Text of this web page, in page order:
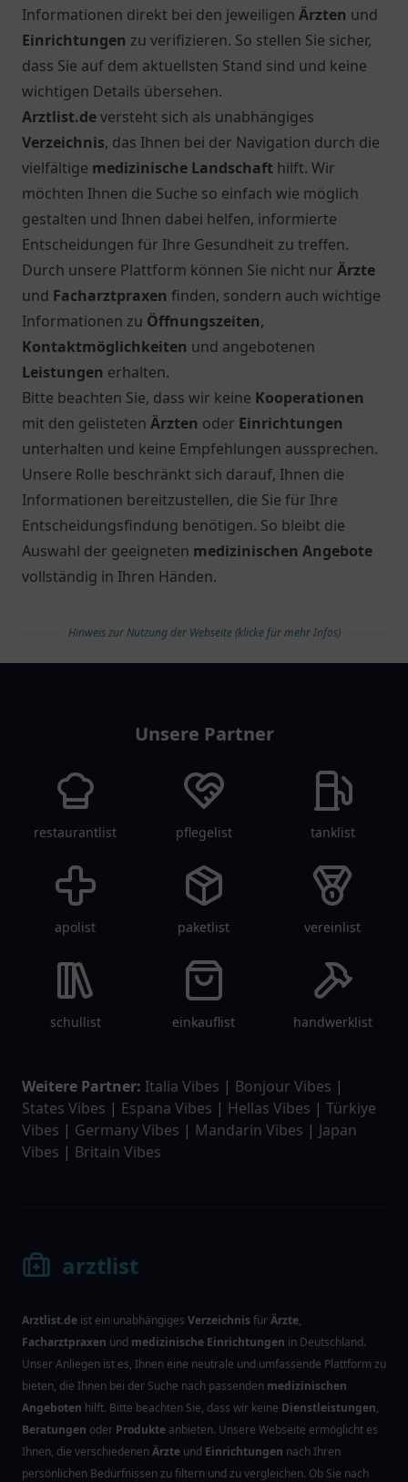
Informationen direkt bei den jeweiligen Ärzten und
Einrichtungen zu verifizieren. So stellen Sie sicher,
dass Sie auf dem aktuellsten Stand sind und keine
wichtigen Details übersehen.
Arztlist.deversteht sich als unabhängiges
Verzeichnis, das Ihnen bei der Navigation durch die
vielfältige medizinische Landschaft hilft. Wir
möchten Ihnen die Suche so einfach wie möglich
gestalten und Ihnen dabei helfen, informierte
Entscheidungen für Ihre Gesundheit zu treffen.
Durch unsere Plattform können Sie nicht nur Ärzte
und Facharztpraxen finden, sondern auch wichtige
Informationen zu Öffnungszeiten,
Kontaktmöglichkeiten und angebotenen
Leistungen erhalten.
Bitte beachten Sie, dass wir keine Kooperationen
mit den gelisteten Ärzten oder Einrichtungen
unterhalten und keine Empfehlungen aussprechen.
Unsere Rolle beschränkt sich darauf, Ihnen die
Informationen bereitzustellen, die Sie für Ihre
Entscheidungsfindung benötigen. So bleibt die
Auswahl der geeigneten medizinischen Angebote
vollständig in Ihren Händen.
Hinweis zur Nutzung der Webseite (klicke für mehr Infos)
Unsere Partner
restaurantlist pflegelist tanklist
apolist paketlist vereinlist
schullist einkauflist handwerklist
Weitere Partner: Italia Vibes | Bonjour Vibes |
States Vibes | Espana Vibes | Hellas Vibes | Türkiye
Vibes | Germany Vibes | Mandarin Vibes | Japan
Vibes | Britain Vibes
arztlist
Arztlist.de ist ein unabhängiges VerzeichnisfürÄrzte,
Facharztpraxen und medizinische Einrichtungen in Deutschland.
Unser Anliegen ist es, Ihnen eine neutrale und umfassende Plattform zu
bieten, die Ihnen bei der Suche nach passenden medizinischen
Angeboten hilft. Bitte beachten Sie, dass wir keine Dienstleistungen,
Beratungen oder Produkte anbieten. Unsere Webseite ermöglicht es
Ihnen, die verschiedenenÄrzte und Einrichtungen nach Ihren
persönlichen Bedürfnissen zu filtern und zu vergleichen. Ob Sie nach